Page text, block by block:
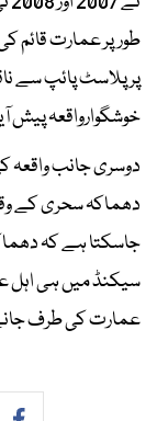
طورپر عمارت قائم
پر پلاسٹ پائپ سے
خوشگوارواقعہ پیش
دوسری جانب واقعہ
جاسکتا ہے کہ
سیکنڈ میں ہی اہل
عمارت کی طرف